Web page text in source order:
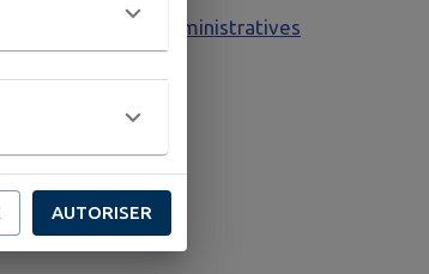
demarches-administratives
AUTORISER